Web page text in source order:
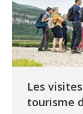
Les
tourisme